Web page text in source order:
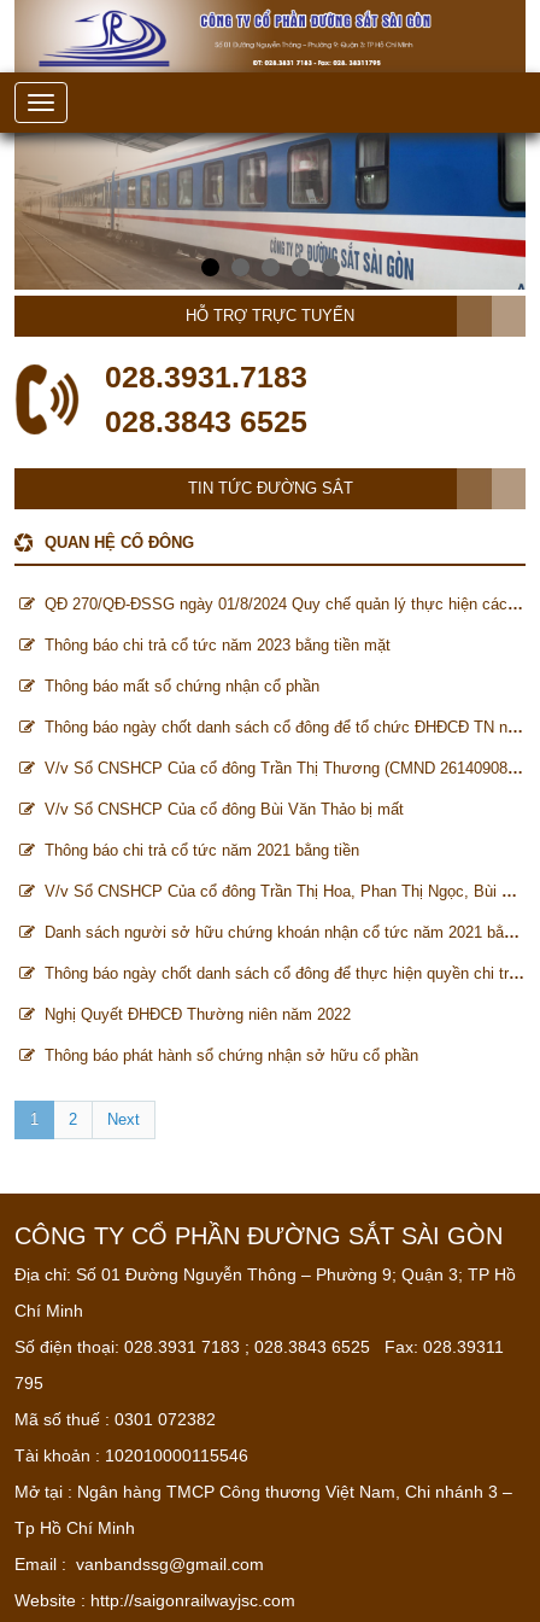
HỖ TRỢ TRỰC TUYẾN
028.3931.7183
028.3843 6525
TIN TỨC ĐƯỜNG SẮT
QUAN HỆ CỔ ĐÔNG
QĐ 270/QĐ-ĐSSG ngày 01/8/2024 Quy chế quản lý thực hiện các quyền cổ đông
Thông báo chi trả cổ tức năm 2023 bằng tiền mặt
Thông báo mất sổ chứng nhận cổ phần
Thông báo ngày chốt danh sách cổ đông để tổ chức ĐHĐCĐ TN năm 2023
V/v Sổ CNSHCP Của cổ đông Trần Thị Thương (CMND 261409089) bị mất
V/v Sổ CNSHCP Của cổ đông Bùi Văn Thảo bị mất
Thông báo chi trả cổ tức năm 2021 bằng tiền
V/v Sổ CNSHCP Của cổ đông Trần Thị Hoa, Phan Thị Ngọc, Bùi Văn Chiến bị mất
Danh sách người sở hữu chứng khoán nhận cổ tức năm 2021 bằng tiền
Thông báo ngày chốt danh sách cổ đông để thực hiện quyền chi trả cổ tức năm 2021
Nghị Quyết ĐHĐCĐ Thường niên năm 2022
Thông báo phát hành sổ chứng nhận sở hữu cổ phần
1 2 Next
CÔNG TY CỔ PHẦN ĐƯỜNG SẮT SÀI GÒN
Địa chỉ: Số 01 Đường Nguyễn Thông – Phường 9; Quận 3; TP Hồ
Chí Minh
Số điện thoại: 028.3931 7183 ; 028.3843 6525 Fax: 028.39311
795
Mã số thuế : 0301 072382
Tài khoản : 102010000115546
Mở tại : Ngân hàng TMCP Công thương Việt Nam, Chi nhánh 3 –
Tp Hồ Chí Minh
Email : vanbandssg@gmail.com
Website : http://saigonrailwayjsc.com